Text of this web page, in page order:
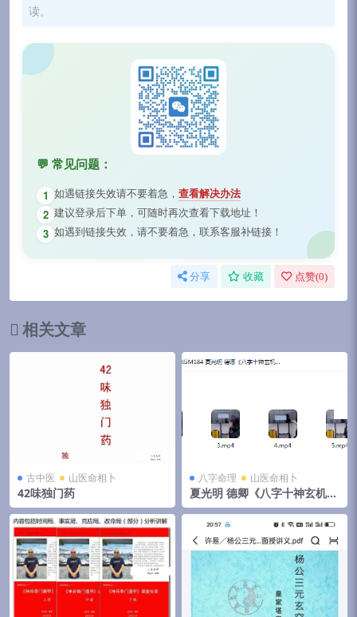
读。
💬 常见问题：
1 如遇链接失效请不要着急， 查看解决办法
2 建议登录后下单，可随时再次查看下载地址！
3 如遇到链接失效，请不要着急，联系客服补链接！
分享 收藏 点赞(0)
相关文章
古中医 山医命相卜
42味独门药
八字命理 山医命相卜
夏光明 德卿《八字十神玄机全
集之祥断吉凶，健康，富贵，
贫贱之谜以及十大不传之秘》
5集